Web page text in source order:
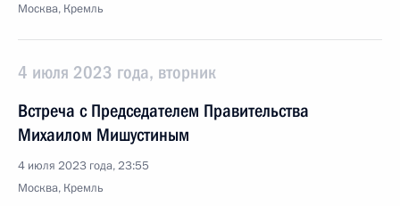
Москва, Кремль
4 июля 2023 года, вторник
Встреча с Председателем Правительства
Михаилом Мишустиным
4 июля 2023 года, 23:55
Москва, Кремль